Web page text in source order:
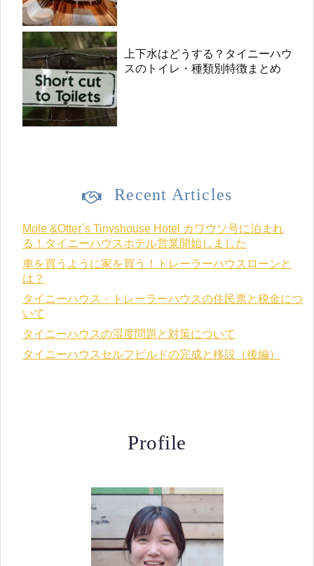
上下水はどうする？タイニーハウ
スのトイレ・種類別特徴まとめ
Recent Articles
Mole &Otter`s Tinyshouse Hotel カワウソ号に泊まれ
る！タイニーハウスホテル営業開始しました
車を買うように家を買う！トレーラーハウスローンと
は？
タイニーハウス・トレーラーハウスの住民票と税金につ
いて
タイニーハウスの湿度問題と対策について
タイニーハウスセルフビルドの完成と移設（後編）
Profile